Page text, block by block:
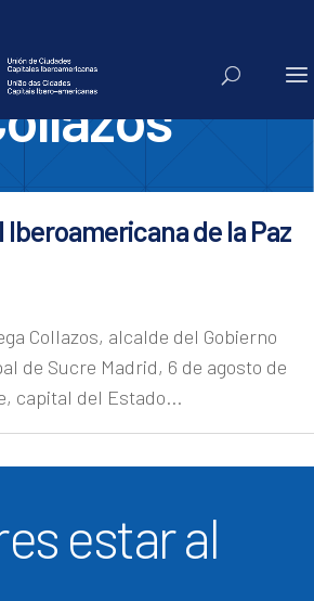
Iberoamericana de la Paz
Collazos, alcalde del Gobierno
de Sucre Madrid, 6 de agosto de
capital del Estado...
estar al